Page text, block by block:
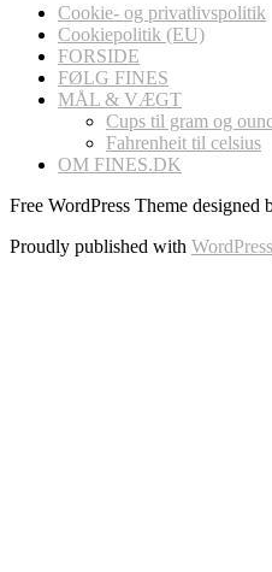
Cookie- og privatlivspolitik
Cookiepolitik (EU)
FORSIDE
FØLG FINES
MÅL & VÆGT
Cups til gram og
Fahrenheit til celsius
OM FINES.DK
Free WordPress Theme designed
Proudly published with WordPress